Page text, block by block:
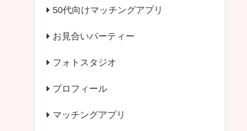
50代向けマッチングアプリ
お見合いパーティー
フォトスタジオ
プロフィール
マッチングアプリ